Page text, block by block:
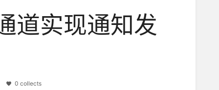
道实现通知发
0 collects